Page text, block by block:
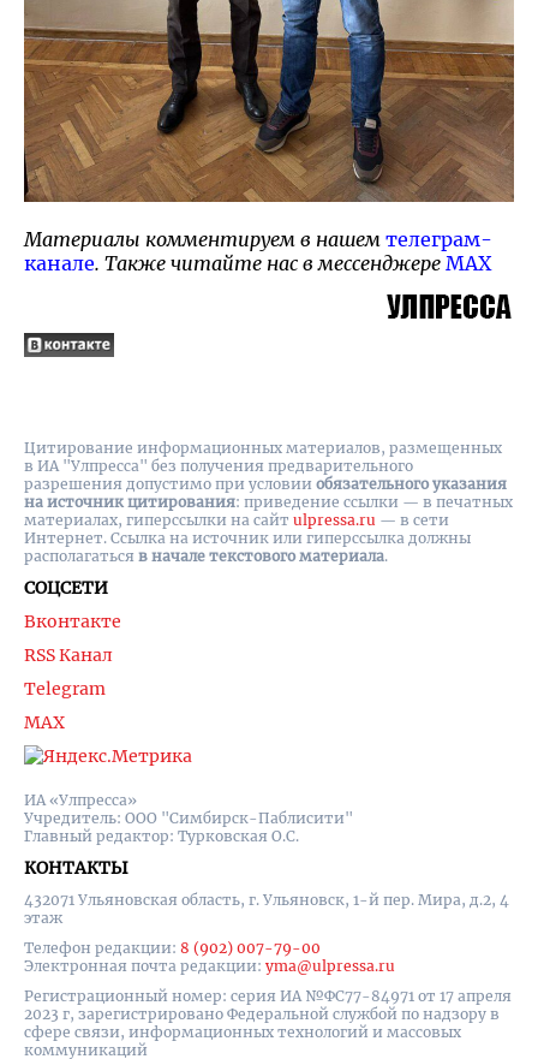
Материалы комментируем в нашем телеграм-
канале. Также читайте нас в мессенджере MAX
ИА «Улпресса»
Учредитель: ООО "Симбирск-Паблисити"
Главный редактор: Турковская О.С.
КОНТАКТЫ
432071 Ульяновская область, г. Ульяновск, 1-й пер. Мира, д.2, 4
этаж
Телефон редакции: 8 (902) 007-79-00
Электронная почта редакции: yma@ulpressa.ru
Регистрационный номер: серия ИА №ФС77-84971 от 17 апреля
2023 г, зарегистрировано Федеральной службой по надзору в
сфере связи, информационных технологий и массовых
коммуникаций
СОЦСЕТИ
Вконтакте
RSS Канал
Telegram
MAX
Цитирование информационных материалов, размещенных
в ИА "Улпресса" без получения предварительного
разрешения допустимо при условии обязательного указания
на источник цитирования: приведение ссылки — в печатных
материалах, гиперссылки на cайт ulpressa.ru — в сети
Интернет. Ссылка на источник или гиперссылка должны
располагаться в начале текстового материала.